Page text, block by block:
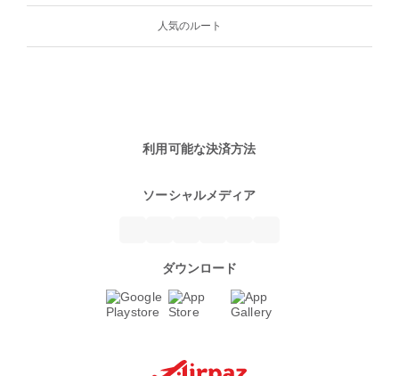
人気のルート
利用可能な決済方法
ソーシャルメディア
ダウンロード